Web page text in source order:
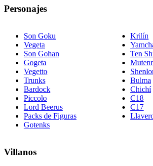
Personajes
Son Goku
Vegeta
Son Gohan
Gogeta
Vegetto
Trunks
Bardock
Piccolo
Lord Beerus
Packs de Figuras
Gotenks
Krilín
Ten
Bulma
Chichí
C18
C17
Villanos